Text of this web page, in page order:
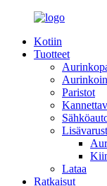
Kotiin
Tuotteet
Paristot
Lataa
Ratkaisut